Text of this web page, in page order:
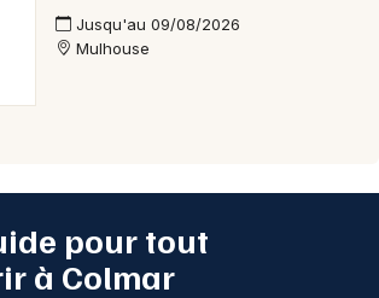
Jusqu'au 09/08/2026
Mulhouse
pour tout
à Colmar